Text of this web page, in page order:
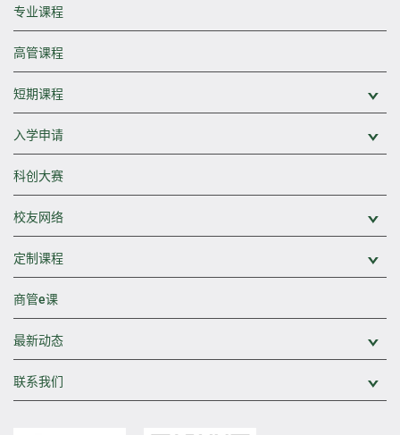
专业课程
高管课程
短期课程
入学申请
科创大赛
校友网络
定制课程
商管e课
最新动态
联系我们